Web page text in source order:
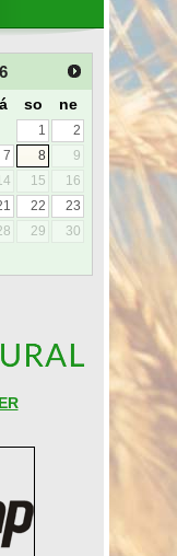
so ne
1
2
7 8
9
15
16
22
23
29
30